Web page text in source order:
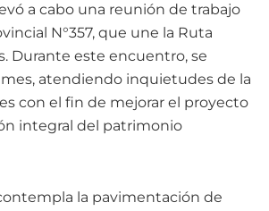
a cabo una reunión de trabajo
N°357, que une la Ruta
Durante este encuentro, se
atendiendo inquietudes de la
con el fin de mejorar el proyecto
integral del patrimonio
la pavimentación de